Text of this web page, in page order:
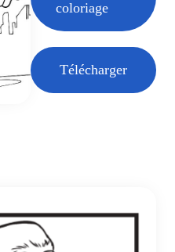
coloriage
Télécharger